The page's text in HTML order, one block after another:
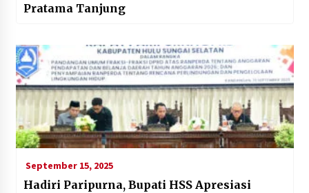
Pratama Tanjung
September 15, 2025
Hadiri Paripurna, Bupati HSS Apresiasi